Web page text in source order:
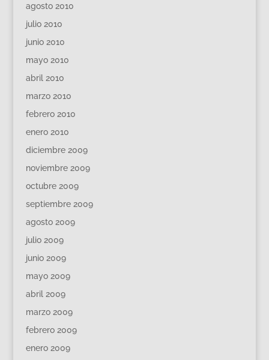
agosto 2010
julio 2010
junio 2010
mayo 2010
abril 2010
marzo 2010
febrero 2010
enero 2010
diciembre 2009
noviembre 2009
octubre 2009
septiembre 2009
agosto 2009
julio 2009
junio 2009
mayo 2009
abril 2009
marzo 2009
febrero 2009
enero 2009